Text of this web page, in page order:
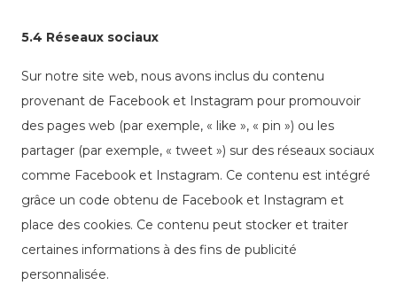
5.4 Réseaux sociaux
Sur notre site web, nous avons inclus du contenu
provenant de Facebook et Instagram pour promouvoir
des pages web (par exemple, « like », « pin ») ou les
partager (par exemple, « tweet ») sur des réseaux sociaux
comme Facebook et Instagram. Ce contenu est intégré
grâce un code obtenu de Facebook et Instagram et
place des cookies. Ce contenu peut stocker et traiter
certaines informations à des fins de publicité
personnalisée.